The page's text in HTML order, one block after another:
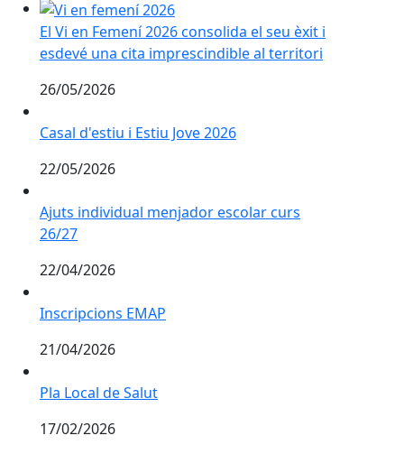
Cursa Parc dels Talls
El Vi en Femení 2026 consolida el seu èxit i esdevé
El Vi en Femení 2026 consolida el seu èxit i
esdevé una cita imprescindible al territori
26/05/2026
Casal d'estiu i Estiu Jove 2026
22/05/2026
Ajuts individual menjador escolar curs
26/27
22/04/2026
Inscripcions EMAP
21/04/2026
Pla Local de Salut
17/02/2026